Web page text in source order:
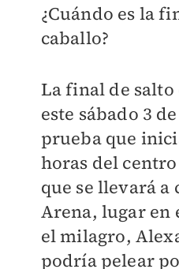
¿Cuándo es la
caballo?
La final de salto
este sábado 3
prueba que
horas del
que se llevará a
Arena, lugar en
el milagro,
podría pelear